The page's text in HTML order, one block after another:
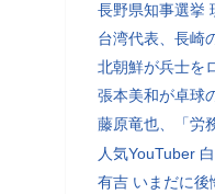
長野県知事選挙
台湾代表、長崎
北朝鮮が兵士を
張本美和が卓球
藤原竜也、「労
人気YouTuber
有吉 いまだに後